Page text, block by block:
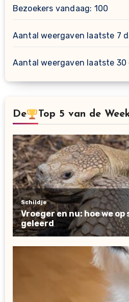
Bezoekers vandaag: 100
Aantal weergaven laatste 7
Aantal weergaven laatste 30
De Top 5 van de